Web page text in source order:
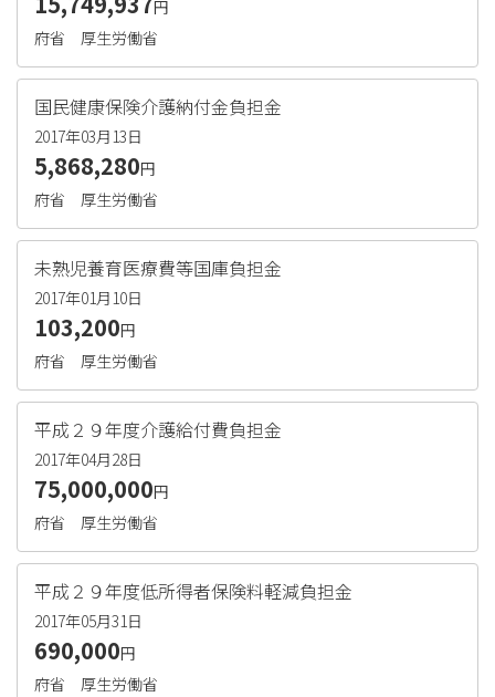
円
府省
厚生労働省
国民健康保険介護納付金負担金
2017年03月13日
5,868,280円
府省
厚生労働省
未熟児養育医療費等国庫負担金
2017年01月10日
103,200円
府省
厚生労働省
平成２９年度介護給付費負担金
2017年04月28日
75,000,000円
府省
厚生労働省
平成２９年度低所得者保険料軽減負担金
2017年05月31日
690,000円
府省
厚生労働省